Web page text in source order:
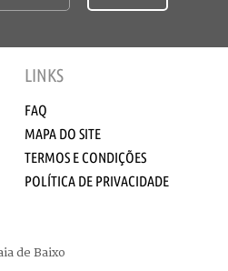
LINKS
FAQ
MAPA DO SITE
TERMOS E CONDIÇÕES
POLÍTICA DE PRIVACIDADE
de Baixo